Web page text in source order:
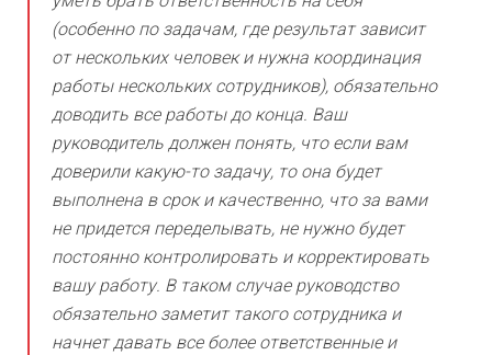
(особенно по задачам, где результат зависит
от нескольких человек и нужна координация
работы нескольких сотрудников), обязательно
доводить все работы до конца. Ваш
руководитель должен понять, что если вам
доверили какую-то задачу, то она будет
выполнена в срок и качественно, что за вами
не придется переделывать, не нужно будет
постоянно контролировать и корректировать
вашу работу. В таком случае руководство
обязательно заметит такого сотрудника и
начнет давать все более ответственные и